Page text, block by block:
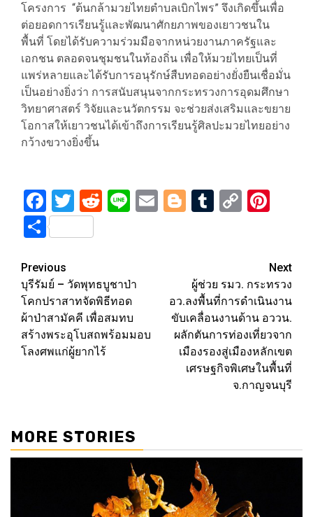
โครงการ “ต้นกล้ามวยไทยตำบลเบิกไพร” จึงเกิดขึ้นเพื่อ
ต่อยอดการเรียนรู้และพัฒนาศักยภาพของเยาวชนใน
พื้นที่ โดยได้รับความร่วมมือจากหน่วยงานภาครัฐและ
เอกชน ตลอดจนชุมชนในท้องถิ่น เพื่อให้มวยไทยเป็นที่
แพร่หลายและได้รับการอนุรักษ์สืบทอดอย่างยั่งยืนเชื่อมั่น
เป็นอย่างยิ่งว่า การสนับสนุนจากกระทรวงการอุดมศึกษา
วิทยาศาสตร์ วิจัยและนวัตกรรม จะช่วยส่งเสริมและขยาย
โอกาสให้เยาวชนได้เข้าถึงการเรียนรู้ศิลปะมวยไทยอย่าง
กว้างขวางยิ่งขึ้น
Facebook
Twitter
Reddit
LineEmailBlogger
Tumblr
Copy
Share
Post
navigation
Previous
บุรีรัมย์ – วัดพุทธบูชาป่า
โคกปราสาทจัดพิธีทอด
ผ้าป่าสามัคคี เพื่อสมทบ
สร้างพระอุโบสถพร้อมมอบ
โลงศพแก่ผู้ยากไร้
Next
ผู้ช่วย รมว. กระทรวง
อว.ลงพื้นที่การดำเนินงาน
ขับเคลื่อนงานด้าน อววน.
ผลักตันการท่องเที่ยวจาก
เมืองรองสู่เมืองหลักเขต
เศรษฐกิจพิเศษในพื้นที่
จ.กาญจนบุรี
MORE STORIES